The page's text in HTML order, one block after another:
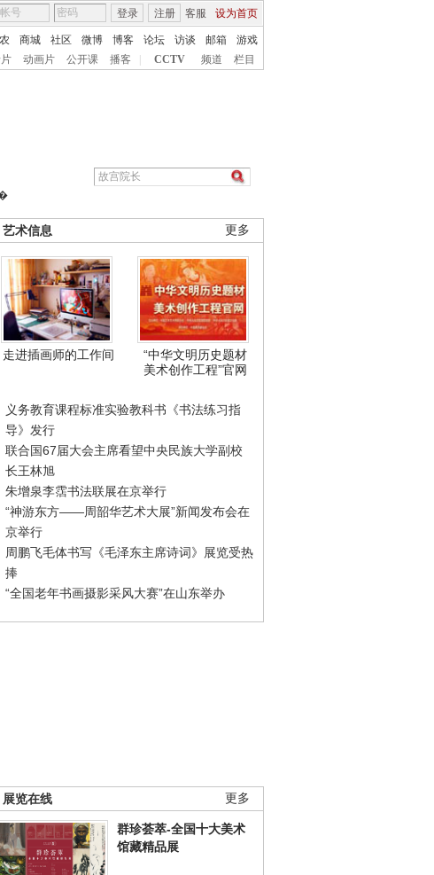
客服 设为首页
登录 注册
商城 社区 微博 博客 论坛 访谈 邮箱
游戏
动画片 公开课 播客 CCTV 频道 栏目
更多
艺术信息
走进插画师的工作间
“中华文明历史题材
美术创作工程”官网
义务教育课程标准实验教科书《书法练习指
导》发行
联合国67届大会主席看望中央民族大学副校
长王林旭
朱增泉李霑书法联展在京举行
“神游东方——周韶华艺术大展”新闻发布会在
京举行
周鹏飞毛体书写《毛泽东主席诗词》展览受热
捧
“全国老年书画摄影采风大赛”在山东举办
更多
展览在线
群珍荟萃-全国十大美术
馆藏精品展